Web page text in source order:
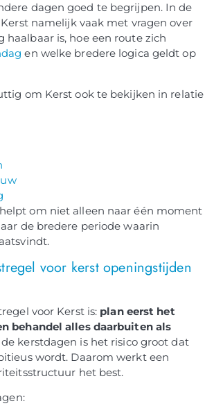
dagen goed te begrijpen. In de
namelijk vaak met vragen over
haalbaar is, hoe een route zich
en welke bredere logica geldt op
om Kerst ook te bekijken in relatie
om niet alleen naar één moment
de bredere periode waarin
voor kerst openingstijden
voor Kerst is: plan eerst het
behandel alles daarbuiten als
de kerstdagen is het risico groot dat
wordt. Daarom werkt een
het best.